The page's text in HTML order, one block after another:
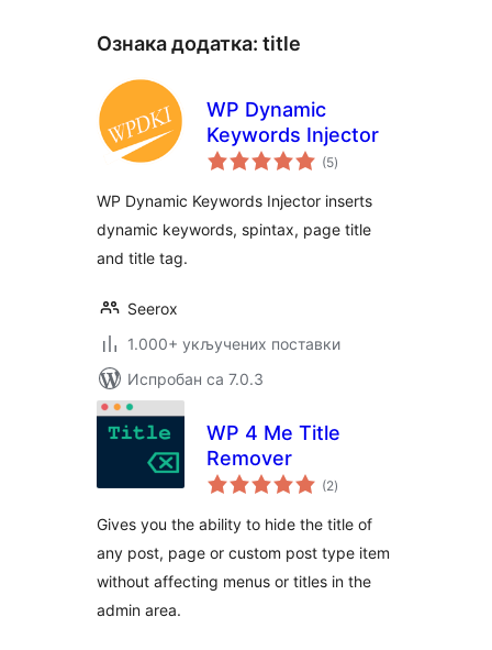
Ознака додатка: title
WP Dynamic
Keywords Injector
(5укупних
оцена
)
WP Dynamic Keywords Injector inserts
dynamic keywords, spintax, page title
and title tag.
Seerox
1.000+ укључених поставки
Испробан са 7.0.3
WP 4 Me Title
Remover
(2укупних
оцена
)
Gives you the ability to hide the title of
any post, page or custom post type item
without affecting menus or titles in the
admin area.